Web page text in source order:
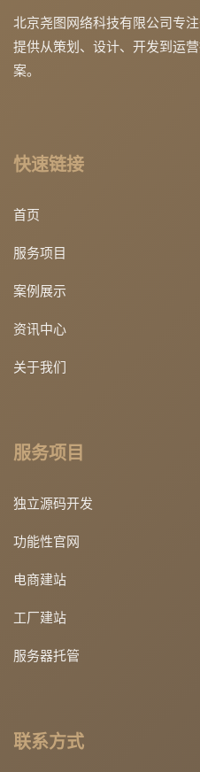
北京尧图网络科技有限公司专
提供从策划、设计、开发到运
案。
快速链接
首页
服务项目
案例展示
资讯中心
关于我们
服务项目
独立源码开发
功能性官网
电商建站
工厂建站
服务器托管
联系方式